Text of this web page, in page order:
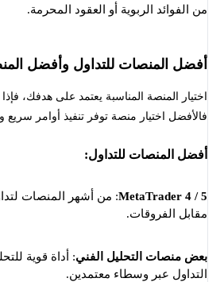
من الفوائد الربوية أو العقود المحرمة.
أفضل المنصات للتداول وأفضل
اختيار المنصة المناسبة يعتمد على هدفك،
فالأفضل اختيار منصة توفر تنفيذ أوامر
أفضل المنصات للتداول:
MetaTrader 4 / 5: من أشهر المنصات
مقابل الفروقات.
بعض منصات التحليل الفني: أداة قوية
التداول عبر وسطاء معتمدين.